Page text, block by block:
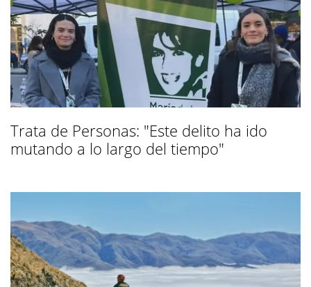
Trata de Personas: "Este delito ha ido
mutando a lo largo del tiempo"